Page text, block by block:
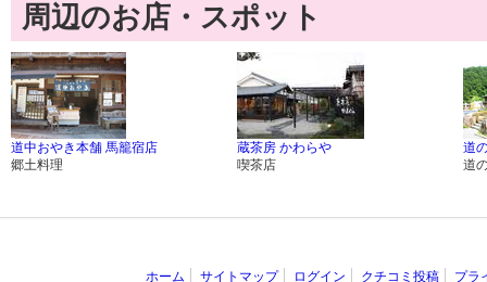
周辺のお店・スポット
道中おやき本舗 馬籠宿店
郷土料理
蔵茶房 かわらや
喫茶店
道
道
ホーム サイトマップ ログイン クチコミ投稿 プラ